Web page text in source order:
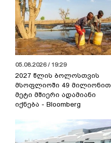
05.08.2026 / 19:29
2027 წლის ბოლოსთვის
მსოფლიოში 49 მილიონით
მეტი მშიერი ადამიანი
იქნება - Bloomberg